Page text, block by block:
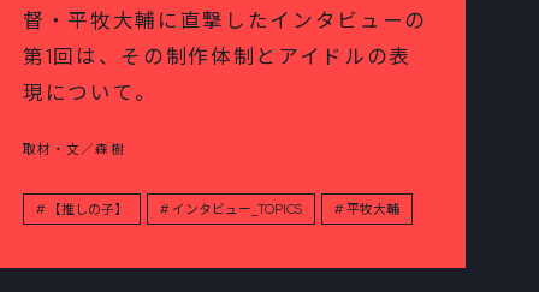
督・平牧大輔に直撃したインタビューの
第1回は、その制作体制とアイドルの表
現について。
取材・文／森樹
【推しの子】 インタビュー_TOPICS 平牧大輔